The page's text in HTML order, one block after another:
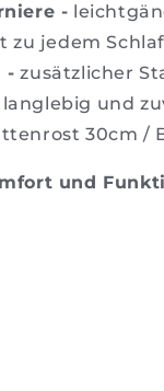
-
zu jedem
- zusätzlicher
und
30cm /
und